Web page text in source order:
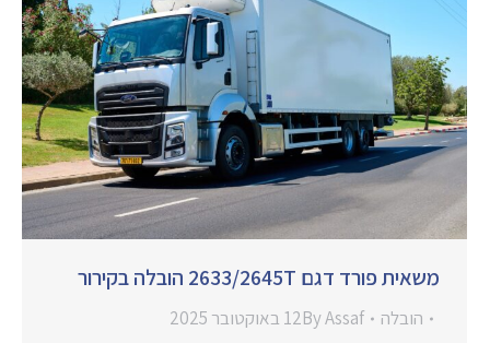
משאית פורד דגם 2633/2645T הובלה בקירור
הובלה ByAssaf 12 באוקטובר 2025